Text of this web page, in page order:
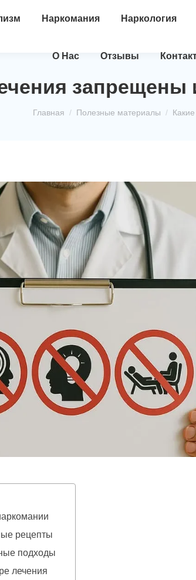
Наркомания Наркология
О Нас Отзывы
Главная Полезные материалы
рецепты
подходы
лечения